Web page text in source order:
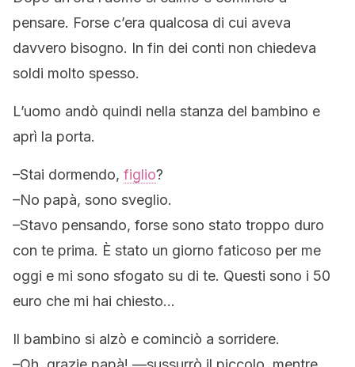
pensare. Forse c’era qualcosa di cui aveva
davvero bisogno. In fin dei conti non chiedeva
soldi molto spesso.
L’uomo andò quindi nella stanza del bambino e
aprì la porta.
–Stai dormendo, figlio?
–No papà, sono sveglio.
–Stavo pensando, forse sono stato troppo duro
con te prima. È stato un giorno faticoso per me
oggi e mi sono sfogato su di te. Questi sono i 50
euro che mi hai chiesto…
Il bambino si alzò e cominciò a sorridere.